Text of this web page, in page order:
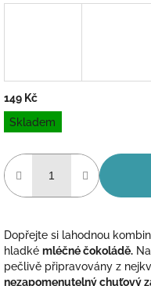
149 Kč
Měrná
cena:
Skladem
Dopřejte si lahodnou
hladké mléčné čokoládě.
pečlivě připravovány z
nezapomenutelný chuťový